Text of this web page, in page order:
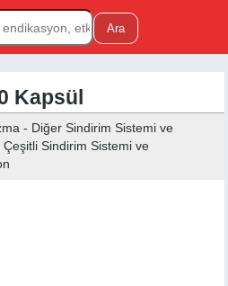
Kapsül
- Diğer Sindirim Sistemi ve
Sindirim Sistemi ve